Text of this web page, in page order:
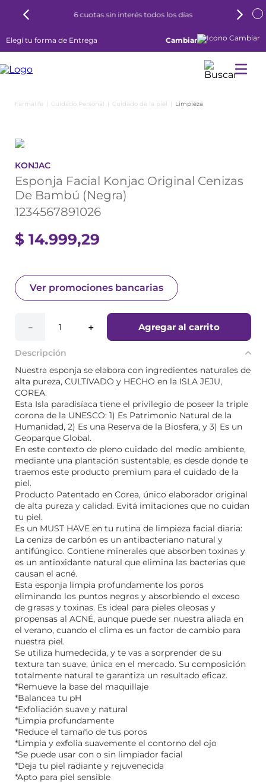
6 cuotas sin interés todos los días
Elegí tu forma de Entrega Cambiar
Cuidado Personal Cuidado de la piel Limpieza
KONJAC
Esponja Facial Konjac Original Cenizas
De Bambú (Negra)
1234567891026
$ 14.999,29
Ver promociones bancarias
＋
－ Agregar al carrito
Descripción
Nuestra esponja se elabora con ingredientes naturales de
alta pureza, CULTIVADO y HECHO en la ISLA JEJU,
COREA.
Esta Isla paradisíaca tiene el privilegio de poseer la triple
corona de la UNESCO: 1) Es Patrimonio Natural de la
Humanidad, 2) Es una Reserva de la Biosfera, y 3) Es un
Geoparque Global.
En este contexto de pleno cuidado del medio ambiente,
mediante una plantación sustentable, es desde donde te
traemos este producto premium para el cuidado de la
piel.
Producto Patentado en Corea, único elaborador original
de alta pureza y calidad. Evitá imitaciones que no cuidan
tu piel.
Es un MUST HAVE en tu rutina de limpieza facial diaria:
La ceniza de carbón es un antibacteriano natural y
antifúngico. Contiene minerales que absorben toxinas y
es un antioxidante natural que elimina las bacterias que
causan el acné.
Esta esponja limpia profundamente los poros
eliminando los puntos negros y absorbiendo el exceso
de grasas y toxinas. Es ideal para pieles oleosas y
propensas al ACNÉ, aunque puede ser nuestra aliada en
el verano, cuando el clima es un factor de cambio para
nuestra piel.
Se utiliza humedecida, y te vas a sorprender de su
textura tan suave, única en el mercado. Su composición
totalmente natural te garantiza un resultado eficaz.
*Remueve la base del maquillaje
*Balancea tu pH
*Exfoliación suave y natural
*Limpia profundamente
*Reduce el tamaño de tus poros
*Limpia y exfolia suavemente el contorno del ojo
*Se puede usar con o sin limpiador facial
*Deja tu piel radiante y rejuvenecida
*Apto para piel sensible